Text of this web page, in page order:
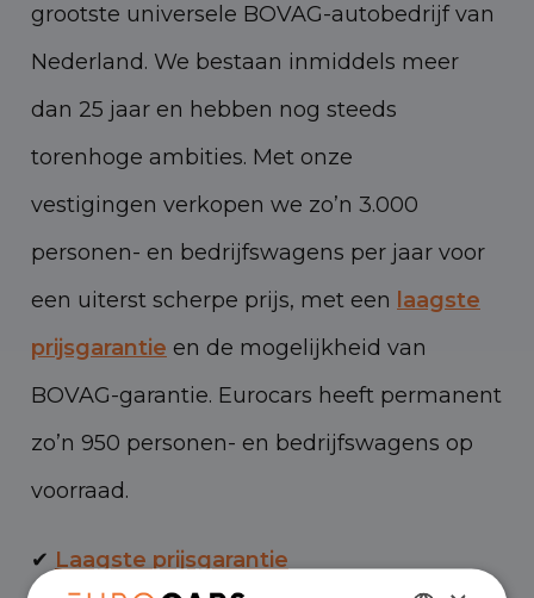
grootste universele BOVAG-autobedrijf van
Nederland. We bestaan inmiddels meer
dan 25 jaar en hebben nog steeds
torenhoge ambities. Met onze
vestigingen verkopen we zo’n 3.000
personen- en bedrijfswagens per jaar voor
een uiterst scherpe prijs, met een laagste
prijsgarantie en de mogelijkheid van
BOVAG-garantie. Eurocars heeft permanent
zo’n 950 personen- en bedrijfswagens op
voorraad.
✔ Laagste prijsgarantie